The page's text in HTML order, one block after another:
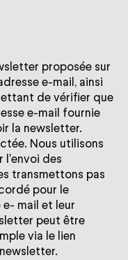
proposée sur
e-mail, ainsi
de vérifier que
e-mail fournie
la newsletter.
Nous utilisons
l'envoi des
transmettons pas
pour le
e- mail et leur
peut être
via le lien